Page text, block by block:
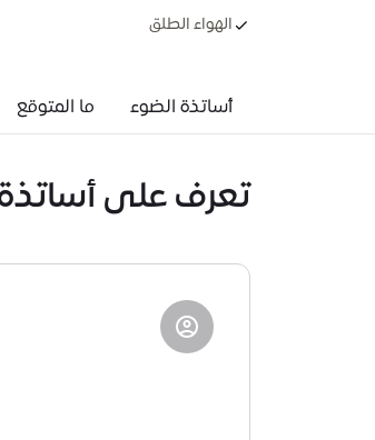
الهواء الطلق
أساتذة الضوء ما المتوقع
تعرف على